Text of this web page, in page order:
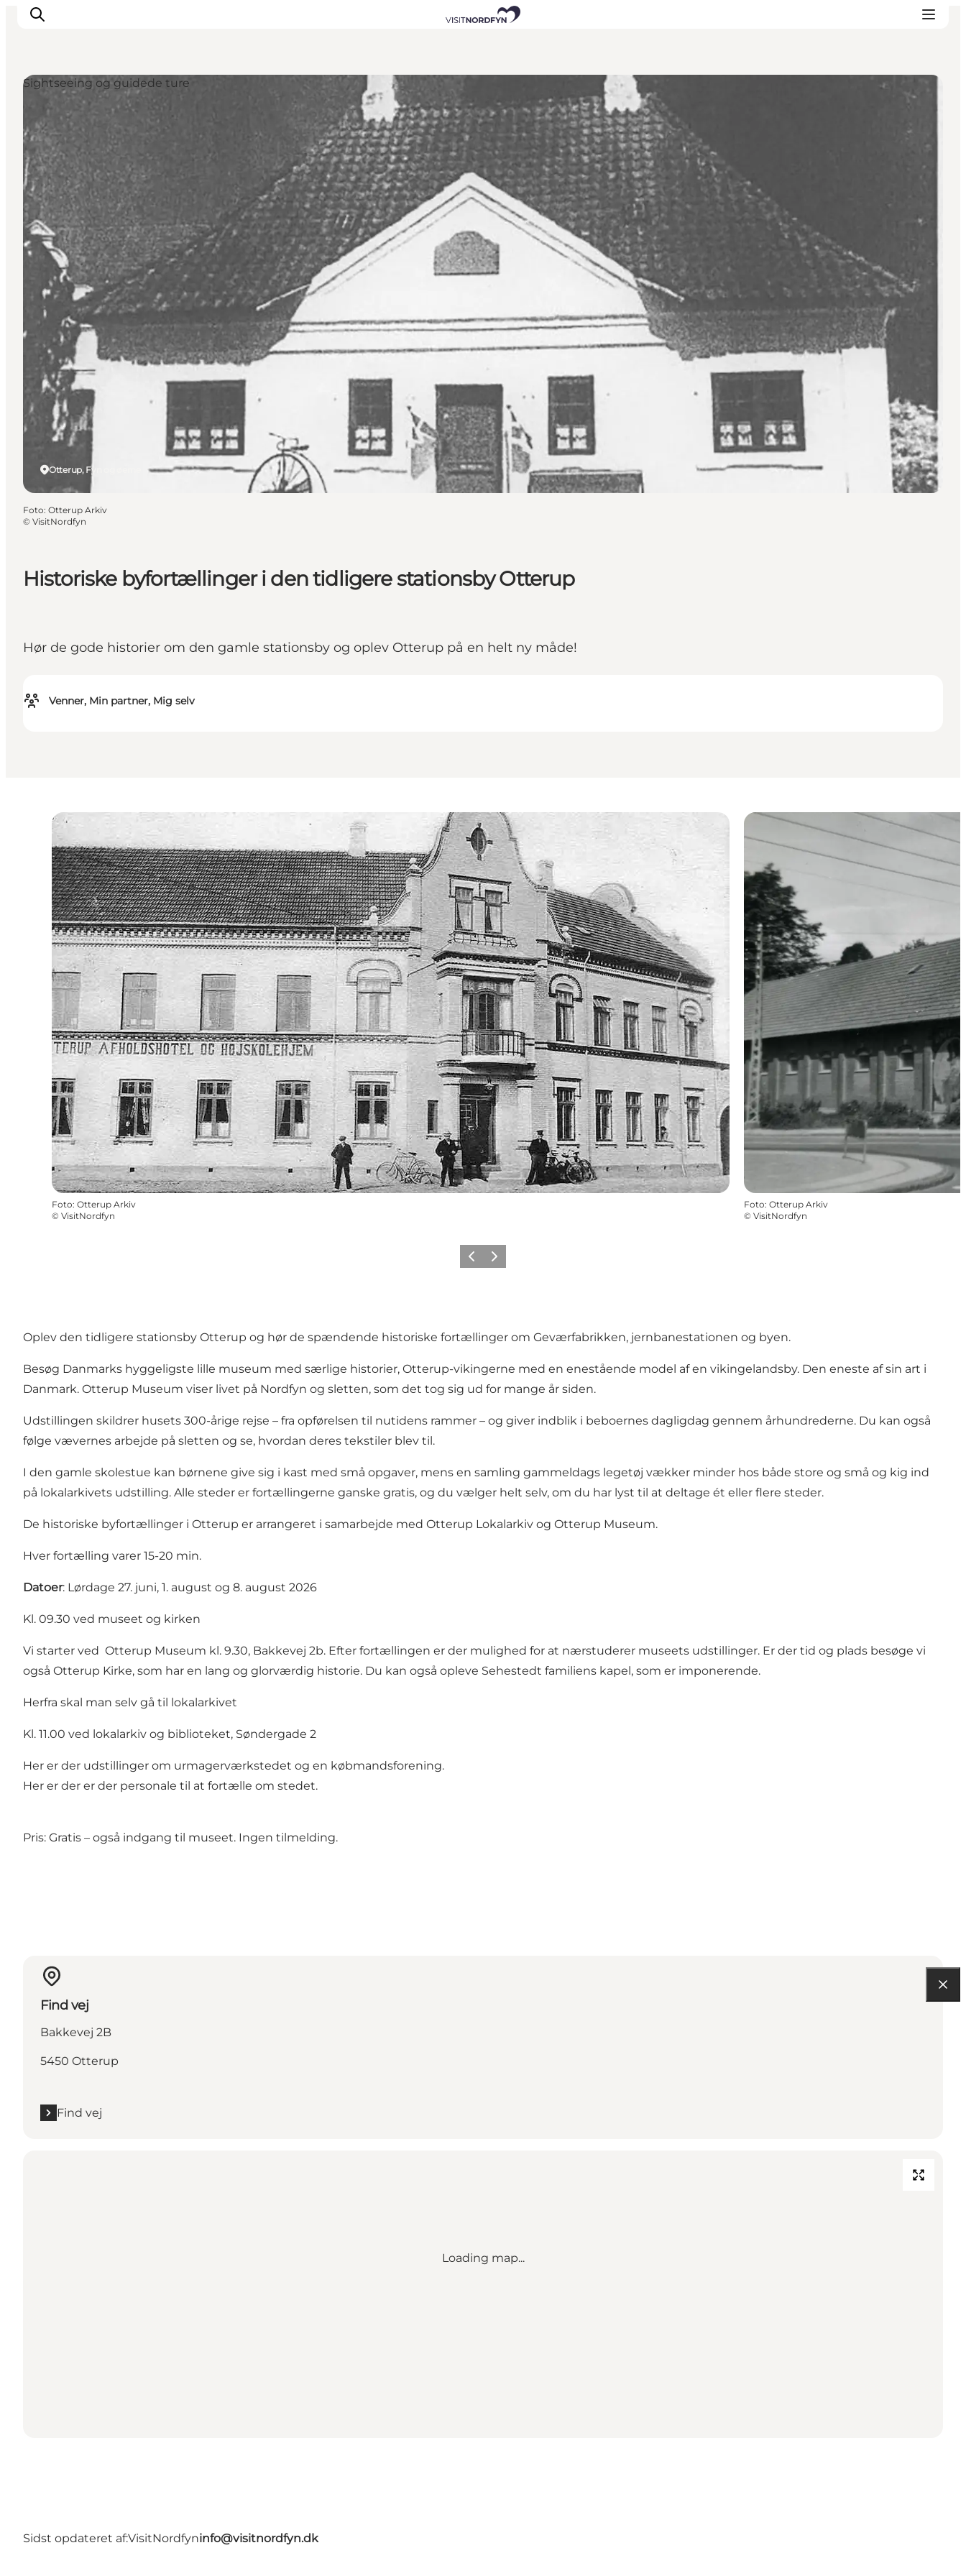
Oplev
Det sker
Spis og drik
Overnatning
Book oplevelser
For børn
Historiske byfortællinger i den tidligere stationsby Otterup
Hør de gode historier om den gamle stationsby og oplev Otterup på en helt ny måde!
Venner, Min partner, Mig selv
Otterup, Fyn og øerne
Sightseeing og guidede ture
Foto: Otterup Arkiv
© VisitNordfyn
Foto: Otterup Arkiv
© VisitNordfyn
Foto: Otterup Arkiv
© VisitNordfyn
Forrige billede
Næste billede
Oplev den tidligere stationsby Otterup og hør de spændende historiske fortællinger om Geværfabrikken, jernbanestationen og byen.
Besøg Danmarks hyggeligste lille museum med særlige historier, Otterup-vikingerne med en enestående model af en vikingelandsby. Den eneste af sin art i
Danmark. Otterup Museum viser livet på Nordfyn og sletten, som det tog sig ud for mange år siden.
Udstillingen skildrer husets 300-årige rejse – fra opførelsen til nutidens rammer – og giver indblik i beboernes dagligdag gennem århundrederne. Du kan også
følge vævernes arbejde på sletten og se, hvordan deres tekstiler blev til.
I den gamle skolestue kan børnene give sig i kast med små opgaver, mens en samling gammeldags legetøj vækker minder hos både store og små og kig ind
på lokalarkivets udstilling. Alle steder er fortællingerne ganske gratis, og du vælger helt selv, om du har lyst til at deltage ét eller flere steder.
De historiske byfortællinger i Otterup er arrangeret i samarbejde med Otterup Lokalarkiv og Otterup Museum.
Hver fortælling varer 15-20 min.
Datoer: Lørdage 27. juni, 1. august og 8. august 2026
Kl. 09.30 ved museet og kirken
Vi starter ved Otterup Museum kl. 9.30, Bakkevej 2b. Efter fortællingen er der mulighed for at nærstuderer museets udstillinger. Er der tid og plads besøge vi
også Otterup Kirke, som har en lang og glorværdig historie. Du kan også opleve Sehestedt familiens kapel, som er imponerende.
Herfra skal man selv gå til lokalarkivet
Kl. 11.00 ved lokalarkiv og biblioteket, Søndergade 2
Her er der udstillinger om urmagerværkstedet og en købmandsforening.
Her er der er der personale til at fortælle om stedet.
Pris: Gratis – også indgang til museet. Ingen tilmelding.
Find vej
Bakkevej 2B
5450 Otterup
Find vej
Loading map...
Sidst opdateret af:VisitNordfyninfo@visitnordfyn.dk